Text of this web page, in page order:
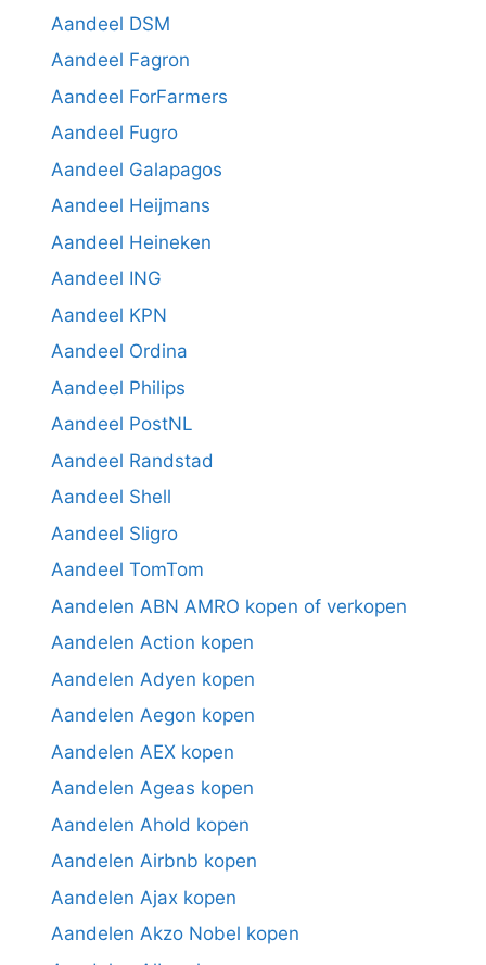
Aandeel DSM
Aandeel Fagron
Aandeel ForFarmers
Aandeel Fugro
Aandeel Galapagos
Aandeel Heijmans
Aandeel Heineken
Aandeel ING
Aandeel KPN
Aandeel Ordina
Aandeel Philips
Aandeel PostNL
Aandeel Randstad
Aandeel Shell
Aandeel Sligro
Aandeel TomTom
Aandelen ABN AMRO kopen of verkopen
Aandelen Action kopen
Aandelen Adyen kopen
Aandelen Aegon kopen
Aandelen AEX kopen
Aandelen Ageas kopen
Aandelen Ahold kopen
Aandelen Airbnb kopen
Aandelen Ajax kopen
Aandelen Akzo Nobel kopen